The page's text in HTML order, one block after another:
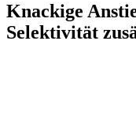
Knackige
Selektivität